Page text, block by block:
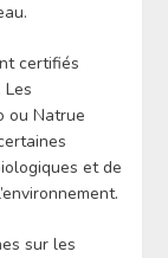
certifiés
ou Natrue
et de
sur les